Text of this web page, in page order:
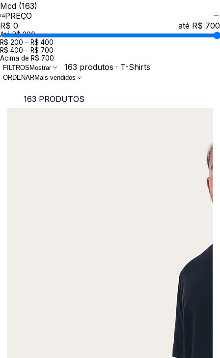
Mcd (163)
PREÇO
R$ 0
até R$ 700
Até R$ 200
R$ 200 – R$ 400
R$ 400 – R$ 700
Acima de R$ 700
FILTROS Mostrar 163 produtos · T-Shirts
ORDENARMais vendidos
163 PRODUTOS